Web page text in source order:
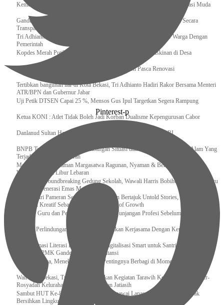
Kemenekraf – Kemeninves Perkuat Sinergi Demi Lapangan Kerja Generasi Muda
Gandeng KPK , Gus Ipul Memastikan Penyaluran Bansos Dilakukan Secara
Transparan dan Tepat Sasaran
Tri Adhianto Katakan : Tarling Sebagai Sarana Komunikasi Antar Warga Dengan
Pemerintah
Kopdes Merah Putih Instrumen Penting Pengentasan Kemiskinan di Desa
Presiden, Prabowo Subianto Resmikan 17 Stadion Pasca Renovasi
Tertibkan bangunan liar di Kota Bekasi, Tri Adhianto Hadiri Rakor Bersama Menteri
ATR/BPN dan Gubernur Jabar
Uji Petik DTSEN Capai 25 %, Mensos Gus Ipul Targetkan Segera Rampung
Ketua KONI : Atlet Tidak Boleh Jadi Korban Dualisme Kepengurusan Cabor
Danlanud Sultan Hasanuddin Ikuti Exit Meeting Bersama BPK RI
BNPB Terus Memantau Perkembangan Situasi dan Penanganan Bencana Alam Yang
Terjadi di Beberapa Daerah
Menpar Pastikan Taman Margasatwa Ragunan, Nyaman & Bersih di Kunjungi
Wisatawan Saat Libur Lebaran
Resmikan Groundbreaking Gedung Sekolah, Wawali Harris Bobihoe : Tonggak Baru
Ciptakan Generasi Emas Masa Depan
Menghadiri Pameran Seni Meiro Collection Bertajuk Untold Stories, Irene Umar :
Ekonomi Kreatif Sebagai The New Engine of Growth
120.067 Guru dan Pengawas PAI Terima Tunjangan Profesi Sebelum Lebaran
Perkuat Perlindungan KI Kemenkum Sahkan Kerjasama Dengan Kemenbud
Transformasi Literasi Keuangan dan Digitalisasi Smart untuk Santri Produktif
Kemenko PMK Gandeng Beberapa Intansi
Peduli Sesama, Menekraf Tekankan Pentingnya Berbagi di Momen Ramadan
Wali Kota Bekasi, Tri Adhianto Lakukan Kegiatan Tarawih Keliling di Masjid Ar-
Rosyadah Kelurahan Jatirasa Kecamatan Jatiasih
Sambut HUT Ke-81 Kemerdekaan RI, Pegawai Lapas Gunungsitoli Kompak
Bersihkan Lingkungan Kantor
Pinterest-p